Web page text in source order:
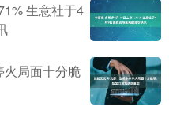
生意社于4
局面十分脆